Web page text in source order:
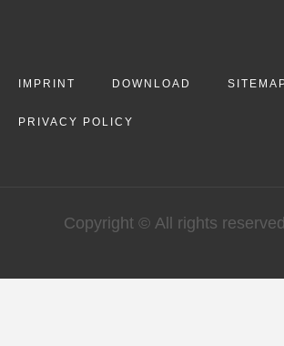
IMPRINT DOWNLOAD
PRIVACY POLICY
Copyright © All rights